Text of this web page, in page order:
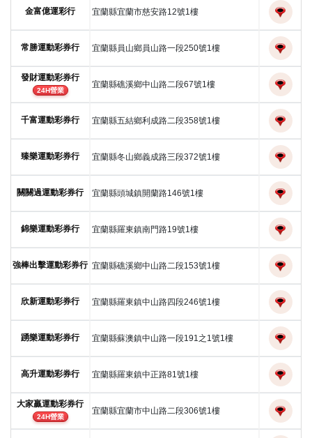
金富億運彩行 宜蘭縣宜蘭市慈安路12號1樓
常勝運動彩券行 宜蘭縣員山鄉員山路一段250號1樓
發財運動彩券行
24H營業
宜蘭縣礁溪鄉中山路二段67號1樓
千富運動彩券行 宜蘭縣五結鄉利成路二段358號1樓
臻樂運動彩券行 宜蘭縣冬山鄉義成路三段372號1樓
關關過運動彩券行 宜蘭縣頭城鎮開蘭路146號1樓
錦樂運動彩券行 宜蘭縣羅東鎮南門路19號1樓
強棒出擊運動彩券行 宜蘭縣礁溪鄉中山路二段153號1樓
欣新運動彩券行 宜蘭縣羅東鎮中山路四段246號1樓
踴樂運動彩券行 宜蘭縣蘇澳鎮中山路一段191之1號1樓
高升運動彩券行 宜蘭縣羅東鎮中正路81號1樓
大家贏運動彩券行
24H營業
宜蘭縣宜蘭市中山路二段306號1樓